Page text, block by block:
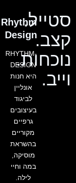
סטייל.
קצב.
נוכחות.
וייב.
Rhythm
Design
RHYTHM-
DESIGN
היא חנות
אונליין
לביגוד
בעיצובים
גרפיים
מקוריים
בהשראת
מוסיקה,
במה וחיי
לילה.